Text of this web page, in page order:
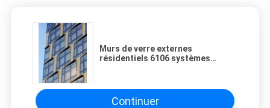
Murs de verre externes
résidentiels 6106 systèmes
Continuer